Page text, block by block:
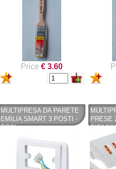
Price € 3.60
MULTIPRESA DA PARETE
EMILIA SMART 3 POSTI -
ROSI
PRESE
BRIXO